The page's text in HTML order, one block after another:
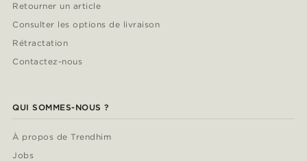
Retourner un article
Consulter les options de livraison
Rétractation
Contactez-nous
QUI SOMMES-NOUS ?
À propos de Trendhim
Jobs